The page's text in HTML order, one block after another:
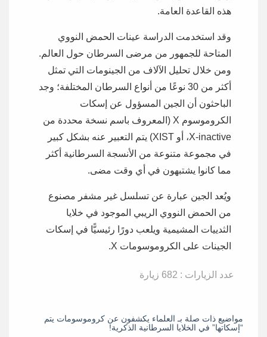
هذه القاعدة العامة.
وقد استخدمت الدراسة عينات الحمض النووي
المتاحة للجمهور من مرضى السرطان حول العالم.
ومن خلال تحليل الآلاف من الجينومات التي تمثل
أكثر من 30 نوعًا من أنواع السرطان المختلفة؛ وجد
الباحثون أن الجين المسؤول عن إسكات
الكروموسوم X (المعروف باسم نسخة محددة من
X-inactive، أو XIST) يتم التعبير عنه بشكل كبير
في مجموعة متنوعة من الأنسجة السرطانية أكثر
مما كانوا يشتبهون في أي وقت مضى.
ويُعد الجين عبارة عن تسلسل غير مشفر مصنوع
من الحمض النووي الريبي الموجود في خلايا
الثدييات المشيمية ويلعب دورًا رئيسيًّا في إسكات
الجينات على الكروموسومات X.
عدد الزيارات : 682 زيارة
مواضيع ذات صلة بـ العلماء يكشفون عن كروموسومات يتم
“إسكاتها” في الخلايا السرطانية الذكرية!